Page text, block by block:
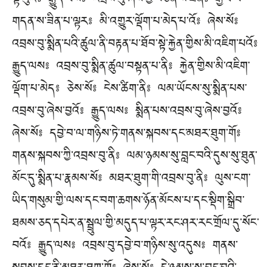
གདན་ས་ཟིན་པ་ལྟར༔ མི་འགྱུར་ལྡོག་པ་མེད་པ་འོ༔ ཞེས་སོ༔
འབྲས་བུ་སྨིན་པའི་ཚུལ་ནི་བརྟན་པ་ཐོབ་སྟེ་རྐྱེན་གྱིས་མི་འཇིག་པའོ༔
རྒྱུད་ལས༔ འབྲས་བུ་སྨིན་ཚུལ་བསྟན་པ་ནི༔ རྐྱེན་གྱིས་མི་འཇིག་
ལྡོག་པ་མེད༔ ཅེས་སོ༔ ངེས་ཚིག་ནི༔ ལམ་ཡོངས་སུ་སྨིན་པས་
འབྲས་བུ་ཞེས་བྱའོ༔ རྒྱུད་ལས༔ སྨིན་པས་འབྲས་བུ་ཞེས་བྱའོ༔
ཞེས་སོ༔ དབྱེ་བ་ལ་གཉིས་ཏེ་གནས་སྐབས་དང་མཐར་ཐུག་གོ༔
གནས་སྐབས་ཀྱི་འབྲས་བུ་ནི༔ ལམ་ཉམས་སུ་བླང་བའི་དུས་སུ་ཐུན་
མོང་དུ་སྨིན་པ་རྣམས་སོ༔ མཐར་ཐུག་གི་འབྲས་བུ་ནི༔ ལུས་ངག་
ཡིད་གསུམ་གྱི་ལས་དང་བག་ཆགས་ཉོན་མོངས་པ་དང་སྡིག་སྒྲིབ་
ཐམས་ཅད་དཔེར་ན་སྦྲུལ་གྱི་མདུད་པ་ལྟར་རང་ཤར་རང་གྲོལ་དུ་སོང་
བའོ༔ རྒྱུད་ལས༔ འབྲས་བུ་དབྱེ་བ་གཉིས་སུ་འདུས༔ གནས་